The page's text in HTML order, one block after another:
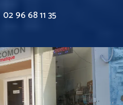
02 96 68 11 35